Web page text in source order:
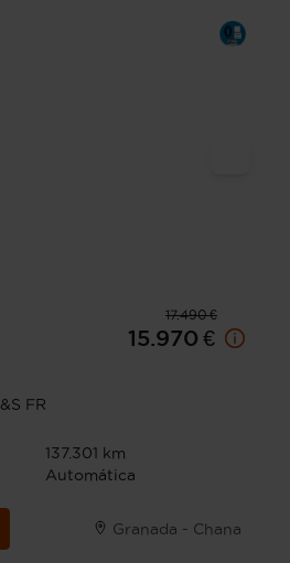
17.490 €
15.970 €
FR
137.301 km
Automática
Granada - Chana